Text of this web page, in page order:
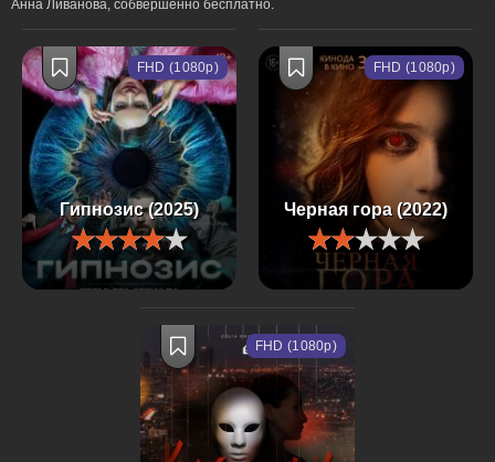
Анна Ливанова, собвершенно бесплатно.
Гипнозис (2025)
FHD (1080p)
Черная гора (2022)
FHD (1080p)
FHD (1080p)